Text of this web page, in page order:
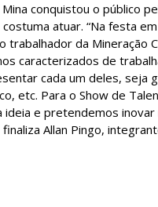
conquistou o público
atuar. “Na festa em
trabalhador da Mineração
caracterizados de
cada um deles, seja
etc. Para o Show de
ideia e pretendemos inovar
Allan Pingo,